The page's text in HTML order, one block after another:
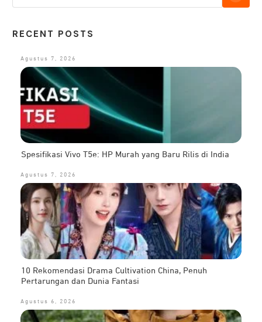
RECENT POSTS
Agustus 7, 2026
Spesifikasi Vivo T5e: HP Murah yang Baru Rilis di India
Agustus 7, 2026
10 Rekomendasi Drama Cultivation China, Penuh
Pertarungan dan Dunia Fantasi
Agustus 6, 2026